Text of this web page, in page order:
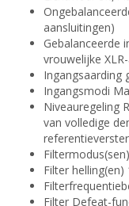
aansluitingen)
Gebalanceerde
vrouwelijke
Ingangsaarding
Ingangsmodi
Niveauregeling
van volledige
Filter
Filter Defeat-